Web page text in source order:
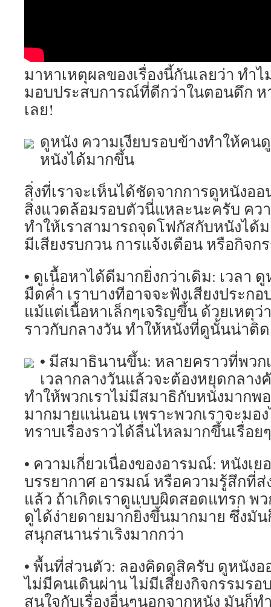
มาหาเหตุผลของเรื่องนี้กันเลยว่า ทำ
มอบประสบการณ์ที่ดีกว่าในตอนดึก
เลย!
ดูหนัง ความเงียบรอบข้างทำให้ค
หนังได้มากขึ้น
สิ่งที่เราจะเห็นได้ชัดจากการดูหนังอ
สิ่งแวดล้อมรอบตัวนี่แหละนะครับ คว
ทำให้เราสามารถจุดโฟกัสกับหนังได้
มีเสียงรบกวน การแจ้งเตือน หรือกิจก
• ดูเนื้อหาได้ดีมากยิ่งกว่าเดิม: เวลา
มืดค่ำ เราบางทีอาจจะฟังเสียงประก
แม้แต่เนื้อหาเล็กๆเจริญขึ้น ด้วยเหตุ
ราวกับกลางวัน ทำให้หนังที่ดูนั้นน่าติ
• มีสมาธินานขึ้น: หลายคราวที่พวก
เวลากลางวันแล้วจะต้องหยุดกลา
ทำให้พวกเราไม่มีสมาธิกับหนังมากพ
มากมายแน่นอน เพราะพวกเราจะมอ
ทราบเรื่องราวได้ลื่นไหลมากขึ้นเรื่อยๆ
• ความเกี่ยวเนื่องของอารมณ์: หนังเ
บรรยากาศ อารมณ์ หรือความรู้สึกที่
แล้ว ถ้าเกิดเราดูแบบผิดสอดแทรก พ
ดูได้ง่ายดายมากยิ่งขึ้นมากมาย ซึ่งมั
สนุกสนานร่าเริงมากกว่า
• พื้นที่ส่วนตัว: ลองคิดดูสิครับ ดูหนังอ
ไม่มีคนเดินผ่าน ไม่มีเสียงกิจกรรมรอ
สนใจกับเรื่องอื่นๆนอกจากหนัง มันก็ท